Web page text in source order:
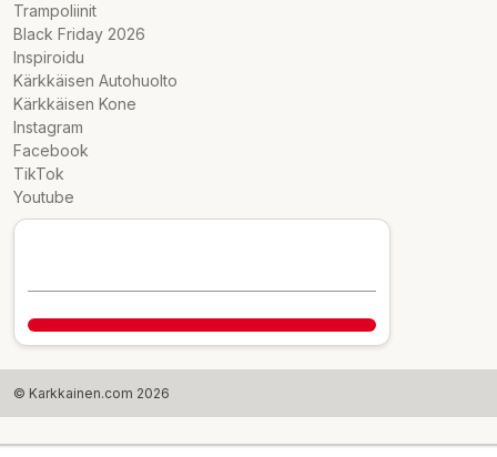
Trampoliinit
Black Friday 2026
Inspiroidu
Kärkkäisen Autohuolto
Kärkkäisen Kone
Instagram
Facebook
TikTok
Youtube
© Karkkainen.com 2026